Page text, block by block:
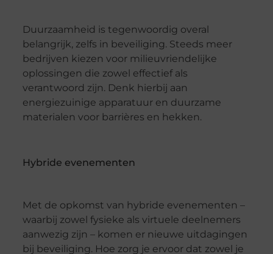
Duurzaamheid is tegenwoordig overal
belangrijk, zelfs in beveiliging. Steeds meer
bedrijven kiezen voor milieuvriendelijke
oplossingen die zowel effectief als
verantwoord zijn. Denk hierbij aan
energiezuinige apparatuur en duurzame
materialen voor barrières en hekken.
Hybride evenementen
Met de opkomst van hybride evenementen –
waarbij zowel fysieke als virtuele deelnemers
aanwezig zijn – komen er nieuwe uitdagingen
bij beveiliging. Hoe zorg je ervoor dat zowel je